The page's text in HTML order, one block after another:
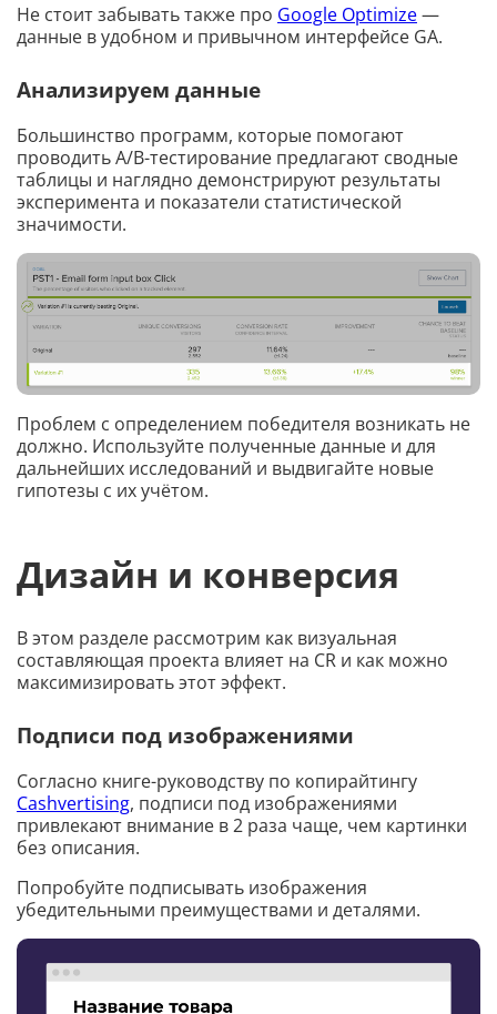
Не стоит забывать также про Google Optimize—
данные в удобном и привычном интерфейсе GA.
Анализируем данные
Большинство программ, которые помогают
проводить A/B-тестирование предлагают сводные
таблицы и наглядно демонстрируют результаты
эксперимента и показатели статистической
значимости.
Проблем с определением победителя возникать не
должно. Используйте полученные данные и для
дальнейших исследований и выдвигайте новые
гипотезы с их учётом.
Дизайн и конверсия
В этом разделе рассмотрим как визуальная
составляющая проекта влияет на CR и как можно
максимизировать этот эффект.
Подписи под изображениями
Согласно книге-руководству по копирайтингу
Cashvertising, подписи под изображениями
привлекают внимание в 2 раза чаще, чем картинки
без описания.
Попробуйте подписывать изображения
убедительными преимуществами и деталями.